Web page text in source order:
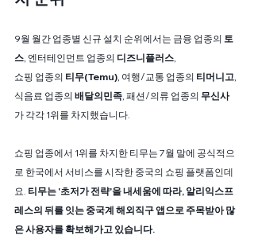
9월 월간 업종별 신규 설치 순위에서는 금융 업종의 토
스, 엔터테인먼트 업종의 디즈니플러스,
쇼핑 업종의 티무(Temu), 여행/교통 업종의 티머니고,
식음료 업종의 배달의민족, 패션/의류 업종의 무신사
가 각각 1위를 차지했습니다.
쇼핑 업종에서 1위를 차지한 티무는 7월 말에 공식적으
로 한국에서 서비스를 시작한 중국의 쇼핑 플랫폼인데
요. 티무는 '초저가 전략'을 내세움에 따라, 알리익스프
레스의 뒤를 잇는 중국계 해외직구 앱으로 주목받아 많
은 사용자를 확보해가고 있습니다.